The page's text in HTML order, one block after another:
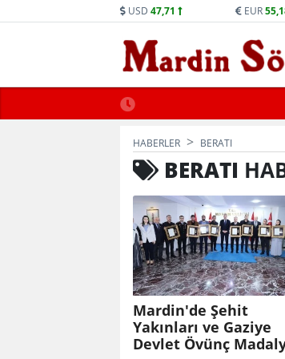
USD 47,71 EUR
Trafiğe Kapatılacak
HABERLER BERATI
BERATI
Mardin'de Şehit
Yakınları ve Gaziye
Devlet Övünç